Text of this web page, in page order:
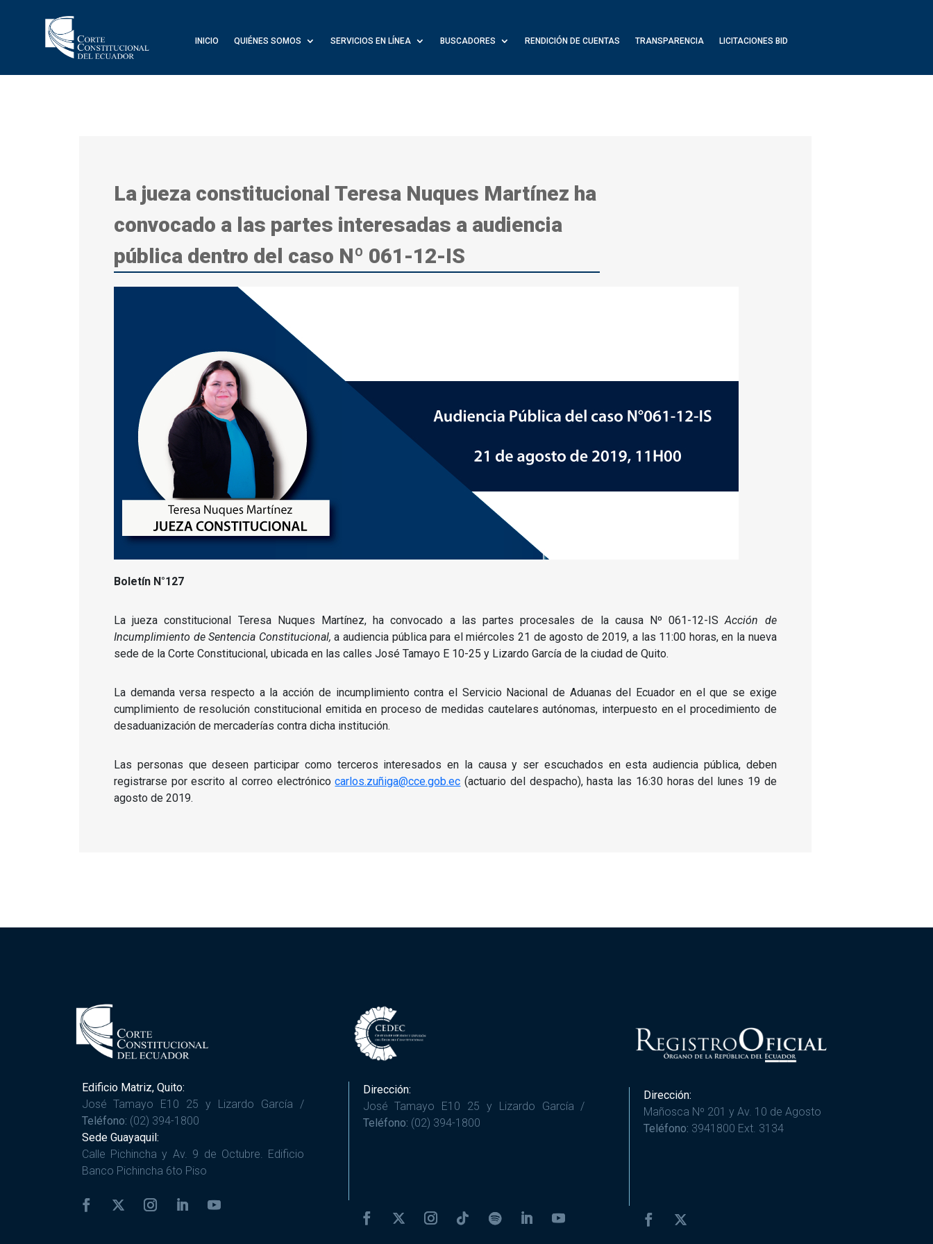
INICIO QUIÉNES SOMOS SERVICIOS EN LÍNEA BUSCADORES RENDICIÓN DE CUENTAS TRANSPARENCIA LICITACIONES BID
La jueza constitucional Teresa Nuques Martínez ha
convocado a las partes interesadas a audiencia
pública dentro del caso Nº 061-12-IS
Boletín N°127
La jueza constitucional Teresa Nuques Martínez, ha convocado a las partes procesales de la causa Nº 061-12-ISAcción de
Incumplimiento de Sentencia Constitucional,a audiencia pública para el miércoles 21 de agosto de 2019, a las 11:00 horas, en la nueva
sede de la Corte Constitucional, ubicada en las calles José Tamayo E 10-25 y Lizardo García de la ciudad de Quito.
La demanda versa respecto a la acción de incumplimiento contra el Servicio Nacional de Aduanas del Ecuador en el que se exige
cumplimiento de resolución constitucional emitida en proceso de medidas cautelares autónomas, interpuesto en el procedimiento de
desaduanización de mercaderías contra dicha institución.
Las personas que deseen participar como terceros interesados en la causa y ser escuchados en esta audiencia pública, deben
registrarse por escrito al correo electrónicocarlos.zuñiga@cce.gob.ec (actuario del despacho), hasta las 16:30 horas del lunes 19 de
agosto de 2019.
Edificio Matriz, Quito:
José Tamayo E10 25 y Lizardo García /
Teléfono: (02) 394-1800
Sede Guayaquil:
Calle Pichincha y Av. 9 de Octubre. Edificio
Banco Pichincha 6to Piso
Dirección:
José Tamayo E10 25 y Lizardo García /
Teléfono: (02) 394-1800
Dirección:
Mañosca Nº 201 y Av. 10 de Agosto
Teléfono: 3941800 Ext. 3134